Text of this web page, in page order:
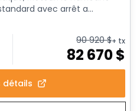
avec arrêt a...
90 920$+ tx
82 670$
détails